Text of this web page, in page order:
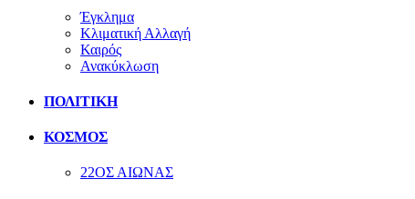
Έγκλημα
Κλιματική Αλλαγή
Καιρός
Ανακύκλωση
ΠΟΛΙΤΙΚΗ
ΚΟΣΜΟΣ
22ΟΣ ΑΙΩΝΑΣ